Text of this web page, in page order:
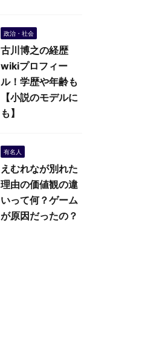
政治・社会
古川博之の経歴
wikiプロフィー
ル！学歴や年齢も
【小説のモデルに
も】
有名人
えむれなが別れた
理由の価値観の違
いって何？ゲーム
が原因だったの？